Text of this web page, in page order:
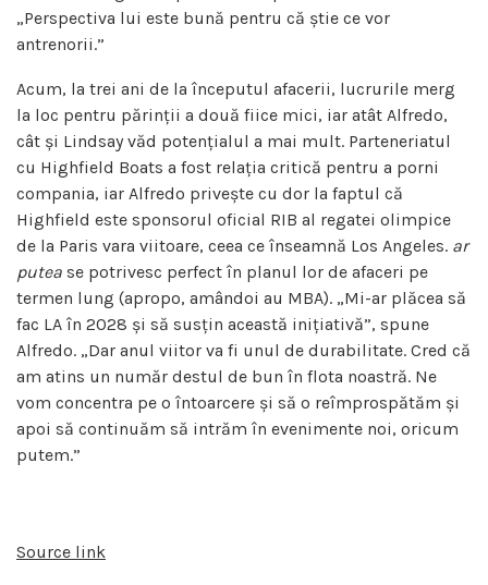
„Perspectiva lui este bună pentru că știe ce vor
antrenorii.”
Acum, la trei ani de la începutul afacerii, lucrurile merg
la loc pentru părinții a două fiice mici, iar atât Alfredo,
cât și Lindsay văd potențialul a mai mult. Parteneriatul
cu Highfield Boats a fost relația critică pentru a porni
compania, iar Alfredo privește cu dor la faptul că
Highfield este sponsorul oficial RIB al regatei olimpice
de la Paris vara viitoare, ceea ce înseamnă Los Angeles. ar
putea se potrivesc perfect în planul lor de afaceri pe
termen lung (apropo, amândoi au MBA). „Mi-ar plăcea să
fac LA în 2028 și să susțin această inițiativă”, spune
Alfredo. „Dar anul viitor va fi unul de durabilitate. Cred că
am atins un număr destul de bun în flota noastră. Ne
vom concentra pe o întoarcere și să o reîmprospătăm și
apoi să continuăm să intrăm în evenimente noi, oricum
putem.”
Source link